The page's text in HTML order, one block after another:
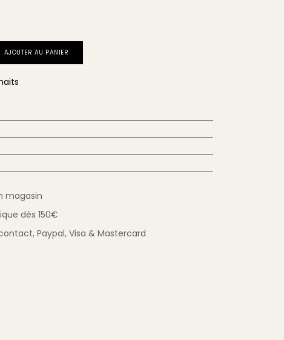
AJOUTER AU PANIER
magasin
dès 150€
Paypal, Visa & Mastercard